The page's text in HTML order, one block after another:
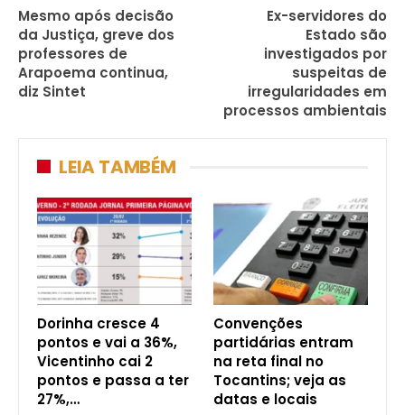
Mesmo após decisão
da Justiça, greve dos
professores de
Arapoema continua,
diz Sintet
Ex-servidores do
Estado são
investigados por
suspeitas de
irregularidades em
processos ambientais
LEIA TAMBÉM
Dorinha cresce 4
pontos e vai a 36%,
Vicentinho cai 2
pontos e passa a ter
27%,…
Convenções
partidárias entram
na reta final no
Tocantins; veja as
datas e locais